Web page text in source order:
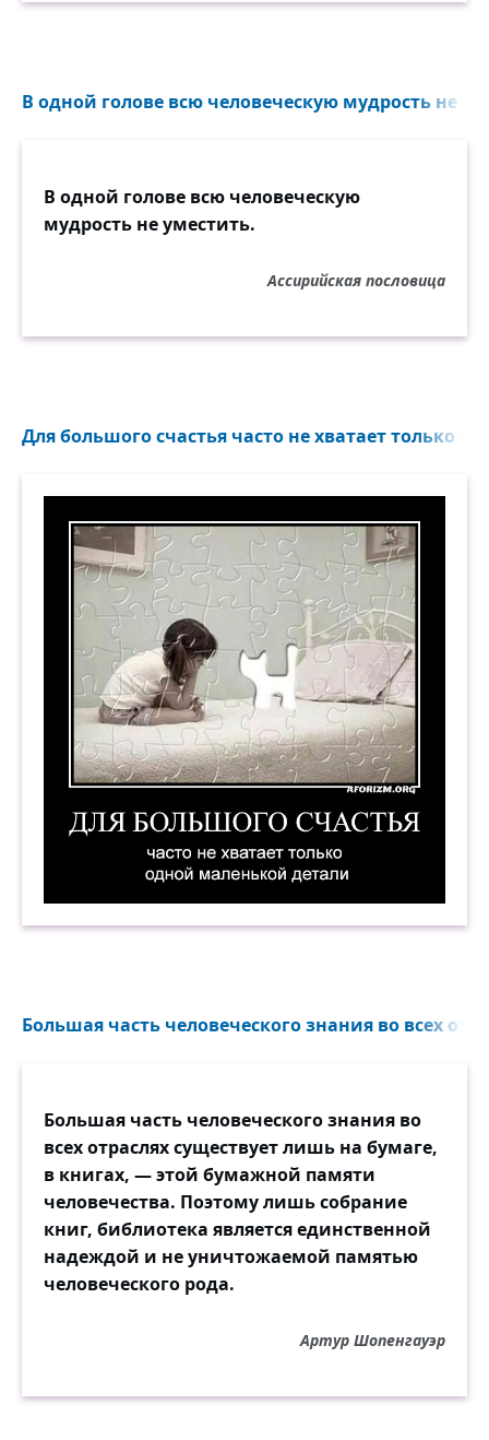
В одной голове всю человеческую мудрость не
В одной голове всю человеческую
мудрость не уместить.
Ассирийская пословица
Для большого счастья часто не хватает только
Большая часть человеческого знания во всех
Большая часть человеческого знания во
всех отраслях существует лишь на бумаге,
в книгах, — этой бумажной памяти
человечества. Поэтому лишь собрание
книг, библиотека является единственной
надеждой и не уничтожаемой памятью
человеческого рода.
Артур Шопенгауэр